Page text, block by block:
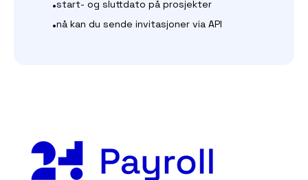
•start- og sluttdato på prosjekter
•nå kan du sende invitasjoner via API